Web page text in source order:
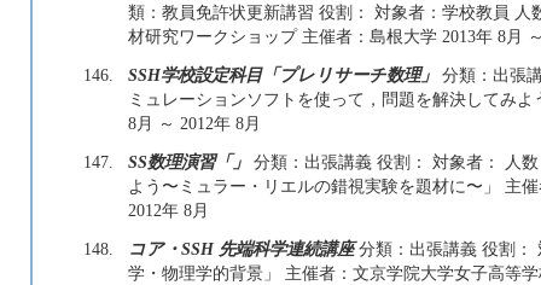
類：教員免許状更新講習 役割： 対象者：学校教員
材研究ワークショップ 主催者：島根大学 2013年 8月
146.
SSH学校設定科目「プレリサーチ数理」
分類：出張
ミュレーションソフトを使って，問題を解決してみ
8月 ～ 2012年 8月
147.
SS数理演習「」
分類：出張講義 役割： 対象者： 人
よう〜ミュラー・リエルの錯視実験を題材に〜」 主
2012年 8月
148.
コア・SSH 先端科学連続講座分類：出張講義 役割：
学・物理学的背景」 主催者：文京学院大学女子高等学